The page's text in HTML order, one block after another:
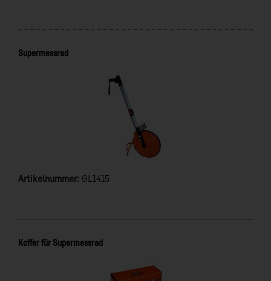
Supermessrad
Artikelnummer: GL1415
Koffer für Supermessrad